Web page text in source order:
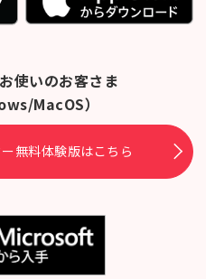
使いのお客さま
MacOS）
無料体験版はこちら